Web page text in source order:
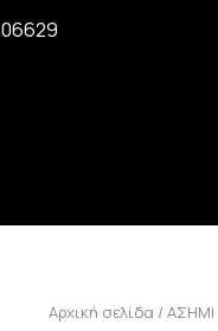
Αρχική σελίδα / ΑΣΗΜΙ